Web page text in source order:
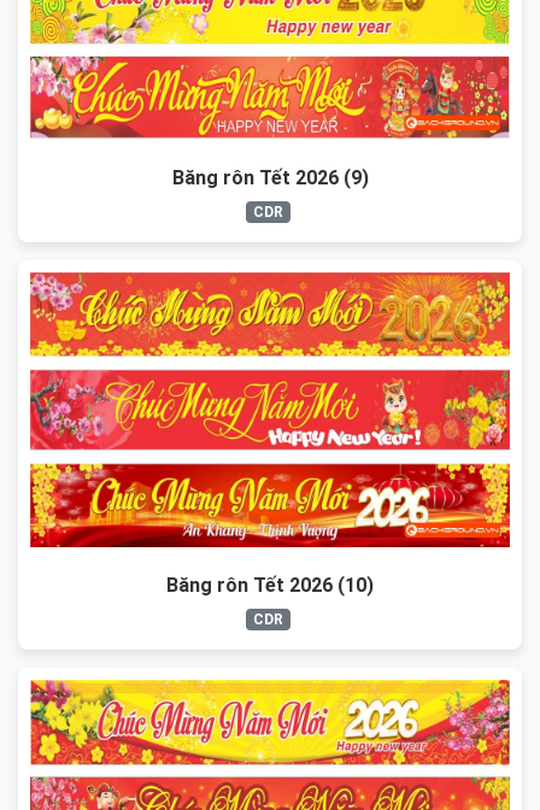
Băng rôn Tết 2026 (9)
CDR
Băng rôn Tết 2026 (10)
CDR